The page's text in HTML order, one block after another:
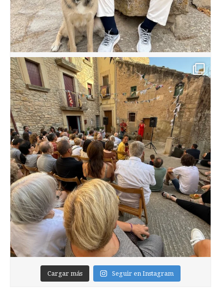
Cargar más Seguir en Instagram